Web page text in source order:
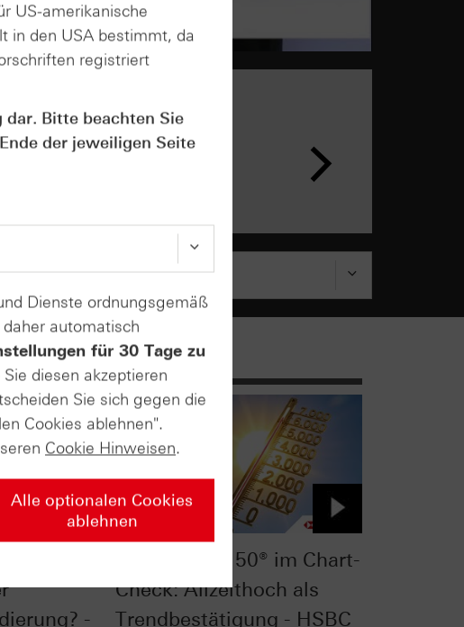
-
Euro STOXX 50® im Chart-
Check: Allzeithoch als
Trendbestätigung - HSBC
US-amerikanische
in den USA bestimmt, da
registriert
Bitte beachten Sie
der jeweiligen Seite
Dienste ordnungsgemäß
automatisch
für 30 Tage zu
diesen akzeptieren
Sie sich gegen die
Cookies ablehnen".
Cookie Hinweisen.
Alle optionalen Cookies
ablehnen